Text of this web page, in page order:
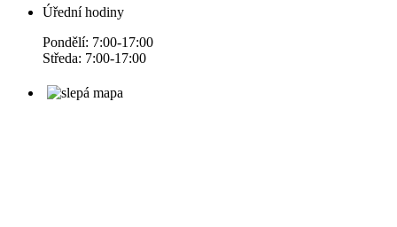
Úřední hodiny
Pondělí: 7:00-17:00
Středa: 7:00-17:00